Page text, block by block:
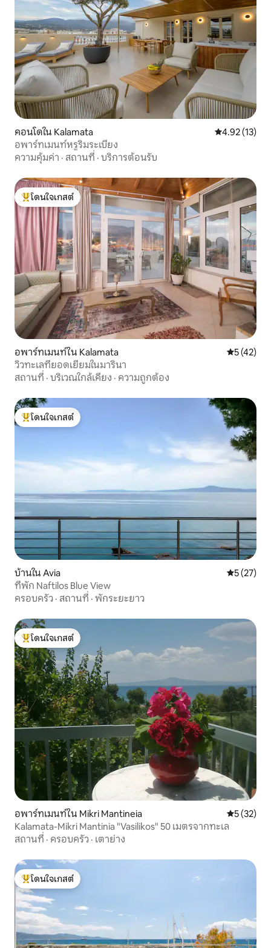
คอนโดใน Kalamata คะแนนเฉลี่ย
4.92 (13)
อพาร์ทเมนท์หรูริมระเบียง
ความคุ้มค่า · สถานที่ · บริการต้อนรับ
โดนใจเกสต์ที่สุด
โดนใจเกสต์
อพาร์ทเมนท์ใน Kalamata คะแนนเฉลี่
5 (42)
วิวทะเลที่ยอดเยี่ยมในมารินา
สถานที่ · บริเวณใกล้เคียง · ความถูกต้อง
โดนใจเกสต์ที่สุด
โดนใจเกสต์
บ้านใน Avia คะแนนเฉลี่
5 (27)
ที่พัก Naftilos Blue View
ครอบครัว · สถานที่ · พักระยะยาว
โดนใจเกสต์ที่สุด
โดนใจเกสต์
อพาร์ทเมนท์ใน Mikri Mantineia คะแนนเฉลี่
5 (32)
Kalamata-Mikri Mantinia "Vasilikos" 50 เมตรจากทะเล
สถานที่ · ครอบครัว · เตาย่าง
โดนใจเกสต์ที่สุด
โดนใจเกสต์